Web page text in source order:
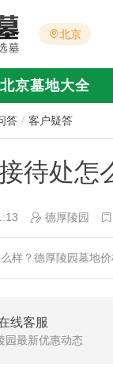
北京
北京墓地大全
答 客户疑答
待处怎
德厚陵园
样？德厚陵园墓地
线客服
园最新优惠动态